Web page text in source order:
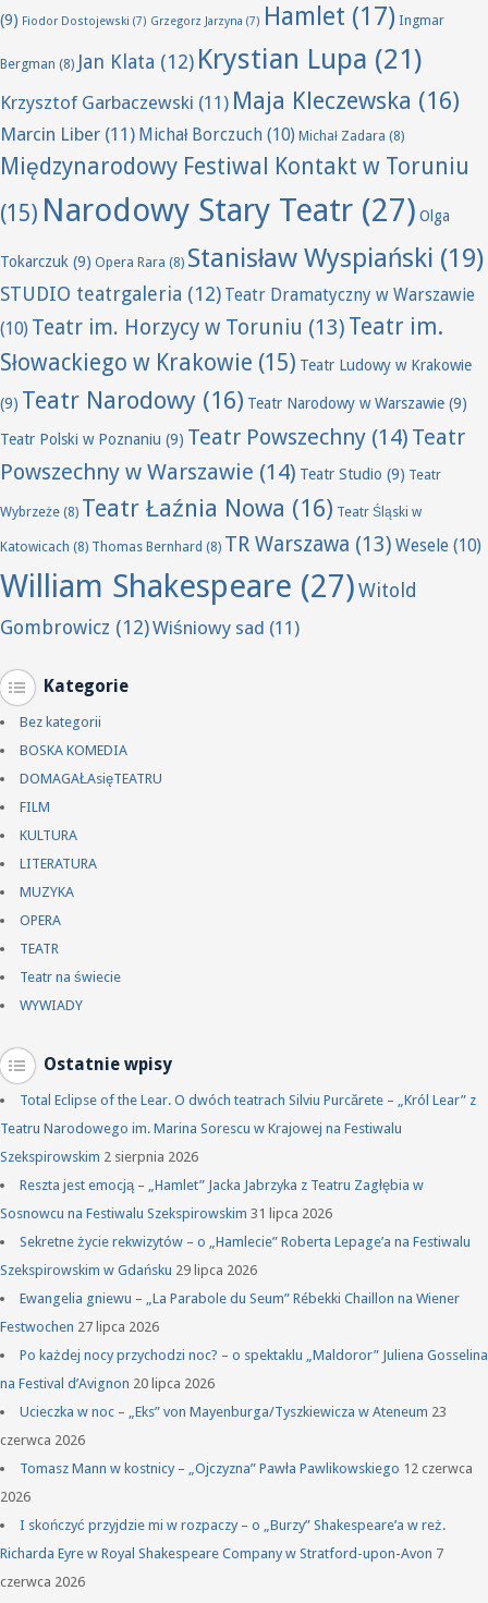
(9) Fiodor Dostojewski (7) Grzegorz Jarzyna (7) Hamlet (17) Ingmar
Bergman (8) Jan Klata (12) Krystian Lupa (21)
Krzysztof Garbaczewski (11) Maja Kleczewska (16)
Marcin Liber (11) Michał Borczuch (10) Michał Zadara (8)
Międzynarodowy Festiwal Kontakt w Toruniu
(15) Narodowy Stary Teatr (27) Olga
Tokarczuk (9) Opera Rara (8) Stanisław Wyspiański (19)
STUDIO teatrgaleria (12) Teatr Dramatyczny w Warszawie
(10) Teatr im. Horzycy w Toruniu (13) Teatr im.
Słowackiego w Krakowie (15) Teatr Ludowy w Krakowie
(9) Teatr Narodowy (16) Teatr Narodowy w Warszawie (9)
Teatr Polski w Poznaniu (9) Teatr Powszechny (14) Teatr
Powszechny w Warszawie (14) Teatr Studio (9) Teatr
Wybrzeże (8) Teatr Łaźnia Nowa (16) Teatr Śląski w
Katowicach (8) Thomas Bernhard (8) TR Warszawa (13) Wesele (10)
William Shakespeare (27)Witold
Gombrowicz (12)Wiśniowy sad (11)
Kategorie
Bez kategorii
BOSKA KOMEDIA
DOMAGAŁAsięTEATRU
FILM
KULTURA
LITERATURA
MUZYKA
OPERA
TEATR
Teatr na świecie
WYWIADY
Ostatnie wpisy
Total Eclipse of the Lear. O dwóch teatrach Silviu Purcărete – „Król Lear” z
Teatru Narodowego im. Marina Sorescu w Krajowej na Festiwalu
Szekspirowskim 2 sierpnia 2026
Reszta jest emocją – „Hamlet” Jacka Jabrzyka z Teatru Zagłębia w
Sosnowcu na Festiwalu Szekspirowskim 31 lipca 2026
Sekretne życie rekwizytów – o „Hamlecie” Roberta Lepage’a na Festiwalu
Szekspirowskim w Gdańsku 29 lipca 2026
Ewangelia gniewu – „La Parabole du Seum” Rébekki Chaillon na Wiener
Festwochen 27 lipca 2026
Po każdej nocy przychodzi noc? – o spektaklu „Maldoror” Juliena Gosselina
na Festival d’Avignon 20 lipca 2026
Ucieczka w noc – „Eks” von Mayenburga/Tyszkiewicza w Ateneum 23
czerwca 2026
Tomasz Mann w kostnicy – „Ojczyzna” Pawła Pawlikowskiego 12 czerwca
2026
I skończyć przyjdzie mi w rozpaczy – o „Burzy” Shakespeare’a w reż.
Richarda Eyre w Royal Shakespeare Company w Stratford-upon-Avon 7
czerwca 2026